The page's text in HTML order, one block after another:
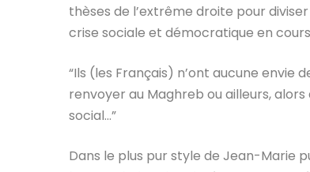
thèses de l’extrême droite pour
crise sociale et démocratique en
“Ils (les Français) n’ont aucune envie
renvoyer au Maghreb ou ailleurs, alors
social…”
Dans le plus pur style de Jean-Marie